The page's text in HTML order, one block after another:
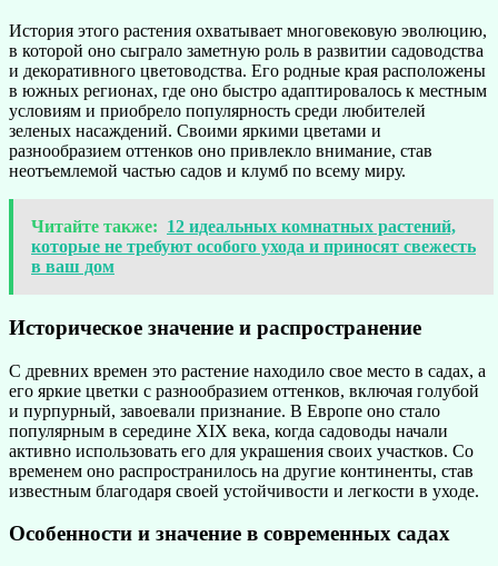
История этого растения охватывает многовековую эволюцию,
в которой оно сыграло заметную роль в развитии садоводства
и декоративного цветоводства. Его родные края расположены
в южных регионах, где оно быстро адаптировалось к местным
условиям и приобрело популярность среди любителей
зеленых насаждений. Своими яркими цветами и
разнообразием оттенков оно привлекло внимание, став
неотъемлемой частью садов и клумб по всему миру.
Читайте также: 12 идеальных комнатных растений,
которые не требуют особого ухода и приносят свежесть
в ваш дом
Историческое значение и распространение
С древних времен это растение находило свое место в садах, а
его яркие цветки с разнообразием оттенков, включая голубой
и пурпурный, завоевали признание. В Европе оно стало
популярным в середине XIX века, когда садоводы начали
активно использовать его для украшения своих участков. Со
временем оно распространилось на другие континенты, став
известным благодаря своей устойчивости и легкости в уходе.
Особенности и значение в современных садах